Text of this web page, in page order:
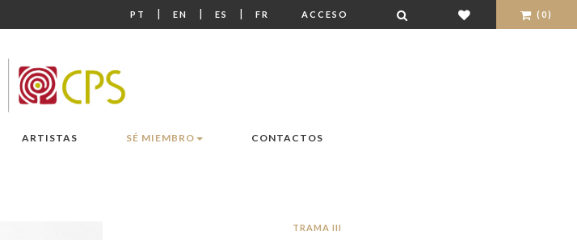
PT | EN | ES | FR ACCESO (0)
ARTISTAS SÉ MIEMBRO CONTACTOS
TRAMA III